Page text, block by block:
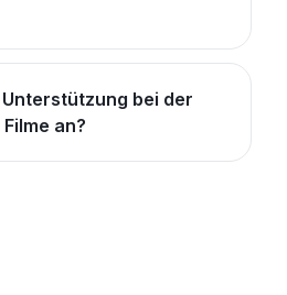
bei der
an?